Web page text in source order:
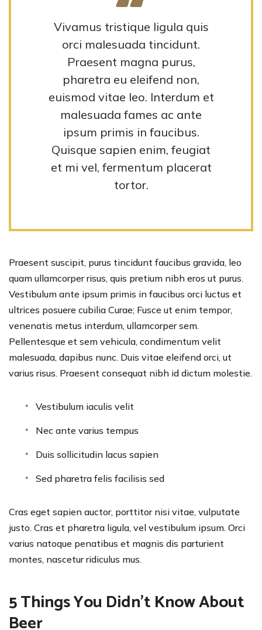
Vivamus tristique ligula quis
orci malesuada tincidunt.
Praesent magna purus,
pharetra eu eleifend non,
euismod vitae leo. Interdum et
malesuada fames ac ante
ipsum primis in faucibus.
Quisque sapien enim, feugiat
et mi vel, fermentum placerat
tortor.
Praesent suscipit, purus tincidunt faucibus gravida, leo
quam ullamcorper risus, quis pretium nibh eros ut purus.
Vestibulum ante ipsum primis in faucibus orci luctus et
ultrices posuere cubilia Curae; Fusce ut enim tempor,
venenatis metus interdum, ullamcorper sem.
Pellentesque et sem vehicula, condimentum velit
malesuada, dapibus nunc. Duis vitae eleifend orci, ut
varius risus. Praesent consequat nibh id dictum molestie.
Vestibulum iaculis velit
Nec ante varius tempus
Duis sollicitudin lacus sapien
Sed pharetra felis facilisis sed
Cras eget sapien auctor, porttitor nisi vitae, vulputate
justo. Cras et pharetra ligula, vel vestibulum ipsum. Orci
varius natoque penatibus et magnis dis parturient
montes, nascetur ridiculus mus.
5 Things You Didn’t Know About
Beer